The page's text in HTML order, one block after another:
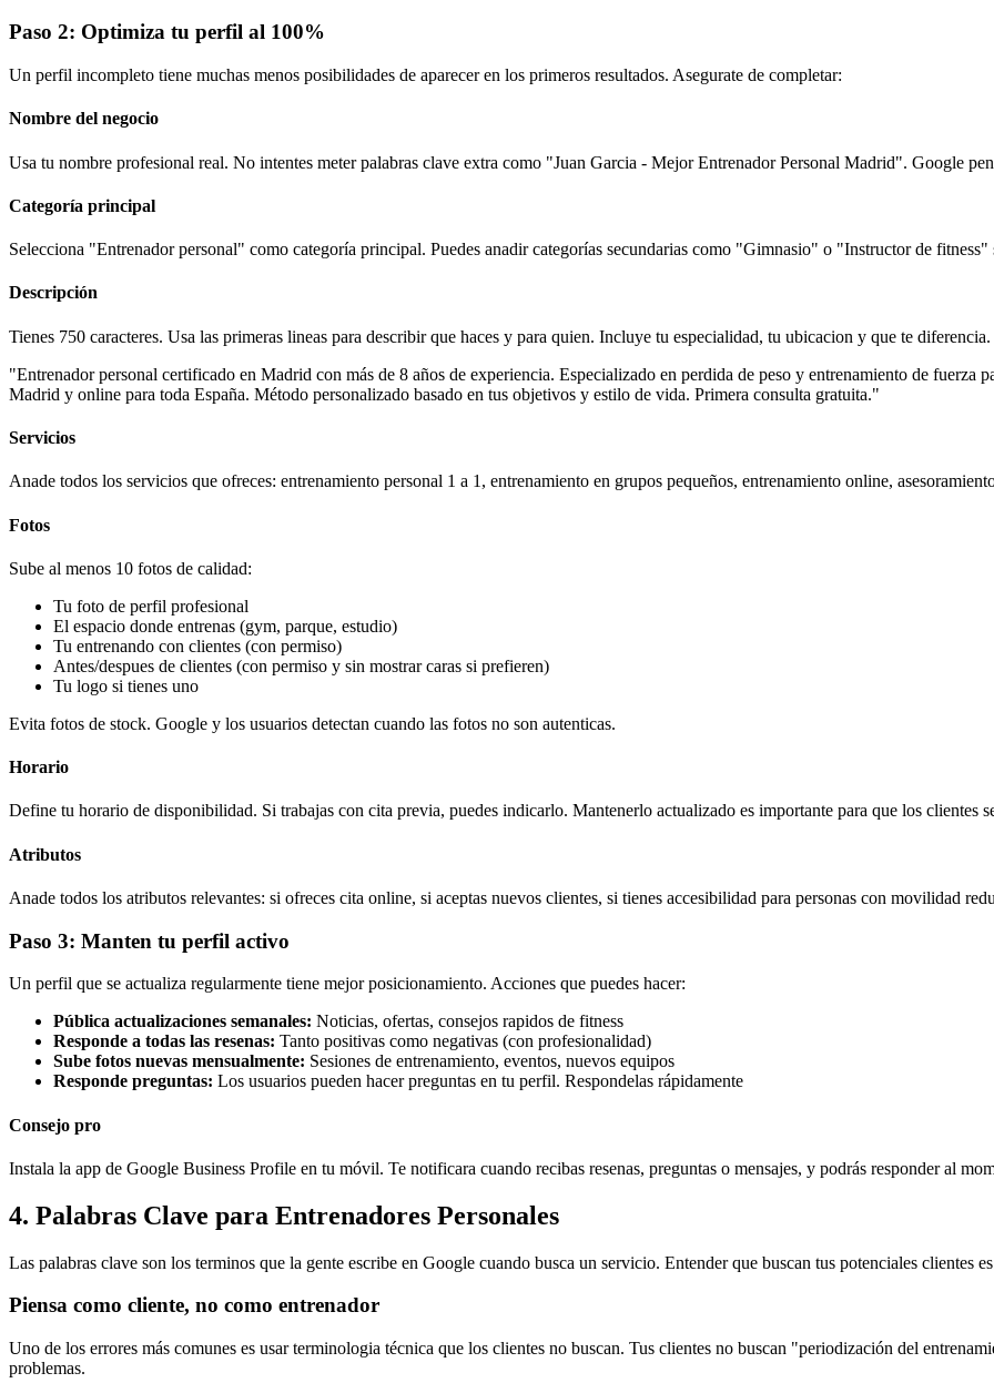
Paso 2: Optimiza tu perfil al 100%
Un perfil incompleto tiene muchas menos posibilidades de aparecer en los primeros resultados. Asegurate de completar:
Nombre del negocio
Usa tu nombre profesional real. No intentes meter palabras clave extra como "Juan Garcia - Mejor Entrenador Personal Madrid". Google
Categoría principal
Selecciona "Entrenador personal" como categoría principal. Puedes anadir categorías secundarias como "Gimnasio" o "Instructor de fitness"
Descripción
Tienes 750 caracteres. Usa las primeras lineas para describir que haces y para quien. Incluye tu especialidad, tu ubicacion y que te diferencia.
"Entrenador personal certificado en Madrid con más de 8 años de experiencia. Especializado en perdida de peso y entrenamiento de fuerza
Madrid y online para toda España. Método personalizado basado en tus objetivos y estilo de vida. Primera consulta gratuita."
Servicios
Anade todos los servicios que ofreces: entrenamiento personal 1 a 1, entrenamiento en grupos pequeños, entrenamiento online,
Fotos
Sube al menos 10 fotos de calidad:
Tu foto de perfil profesional
El espacio donde entrenas (gym, parque, estudio)
Tu entrenando con clientes (con permiso)
Antes/despues de clientes (con permiso y sin mostrar caras si prefieren)
Tu logo si tienes uno
Evita fotos de stock. Google y los usuarios detectan cuando las fotos no son autenticas.
Horario
Define tu horario de disponibilidad. Si trabajas con cita previa, puedes indicarlo. Mantenerlo actualizado es importante para que los clientes
Atributos
Anade todos los atributos relevantes: si ofreces cita online, si aceptas nuevos clientes, si tienes accesibilidad para personas con movilidad
Paso 3: Manten tu perfil activo
Un perfil que se actualiza regularmente tiene mejor posicionamiento. Acciones que puedes hacer:
Pública actualizaciones semanales: Noticias, ofertas, consejos rapidos de fitness
Responde a todas las resenas: Tanto positivas como negativas (con profesionalidad)
Sube fotos nuevas mensualmente: Sesiones de entrenamiento, eventos, nuevos equipos
Responde preguntas: Los usuarios pueden hacer preguntas en tu perfil. Respondelas rápidamente
Consejo pro
Instala la app de Google Business Profile en tu móvil. Te notificara cuando recibas resenas, preguntas o mensajes, y podrás responder al
4. Palabras Clave para Entrenadores Personales
Las palabras clave son los terminos que la gente escribe en Google cuando busca un servicio. Entender que buscan tus potenciales clientes
Piensa como cliente, no como entrenador
Uno de los errores más comunes es usar terminologia técnica que los clientes no buscan. Tus clientes no buscan "periodización del
problemas.